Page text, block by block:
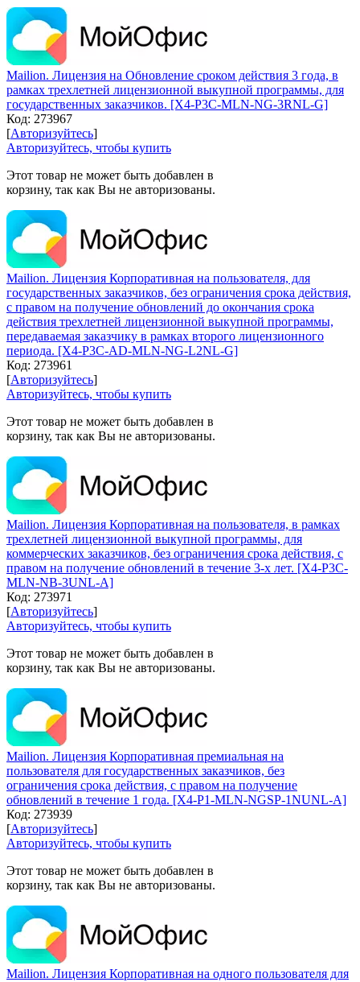
Mailion. Лицензия на Обновление сроком действия 3 года, в
рамках трехлетней лицензионной выкупной программы, для
государственных заказчиков. [X4-P3C-MLN-NG-3RNL-G]
Код: 273967
[Авторизуйтесь]
Авторизуйтесь, чтобы купить
Этот товар не может быть добавлен в
корзину, так как Вы не авторизованы.
Mailion. Лицензия Корпоративная на пользователя, для
государственных заказчиков, без ограничения срока действия,
с правом на получение обновлений до окончания срока
действия трехлетней лицензионной выкупной программы,
передаваемая заказчику в рамках второго лицензионного
периода. [X4-P3C-AD-MLN-NG-L2NL-G]
Код: 273961
[Авторизуйтесь]
Авторизуйтесь, чтобы купить
Этот товар не может быть добавлен в
корзину, так как Вы не авторизованы.
Mailion. Лицензия Корпоративная на пользователя, в рамках
трехлетней лицензионной выкупной программы, для
коммерческих заказчиков, без ограничения срока действия, с
правом на получение обновлений в течение 3-х лет. [X4-P3C-
MLN-NB-3UNL-A]
Код: 273971
[Авторизуйтесь]
Авторизуйтесь, чтобы купить
Этот товар не может быть добавлен в
корзину, так как Вы не авторизованы.
Mailion. Лицензия Корпоративная премиальная на
пользователя для государственных заказчиков, без
ограничения срока действия, с правом на получение
обновлений в течение 1 года. [X4-P1-MLN-NGSP-1NUNL-A]
Код: 273939
[Авторизуйтесь]
Авторизуйтесь, чтобы купить
Этот товар не может быть добавлен в
корзину, так как Вы не авторизованы.
Mailion. Лицензия Корпоративная на одного пользователя для